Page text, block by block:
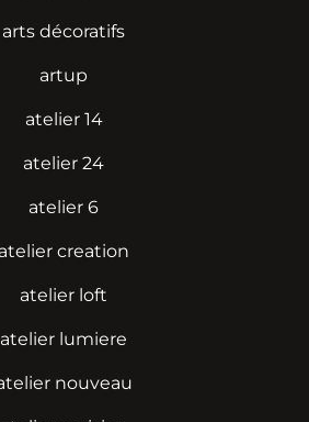
arts décoratifs
artup
atelier 14
atelier 24
atelier 6
atelier creation
atelier loft
atelier lumiere
nouveau